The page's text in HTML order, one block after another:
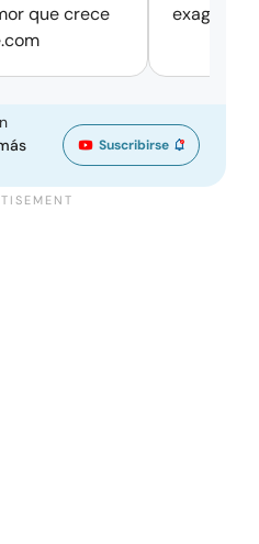
que crece
Suscribirse